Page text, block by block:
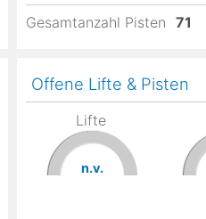
Gesamtanzahl Pisten 71
Offene Lifte & Pisten
Lifte
n.v.